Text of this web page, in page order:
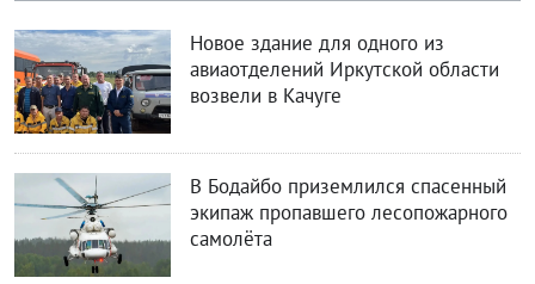
Новое здание для одного из
авиаотделений Иркутской области
возвели в Качуге
В Бодайбо приземлился спасенный
экипаж пропавшего лесопожарного
самолёта